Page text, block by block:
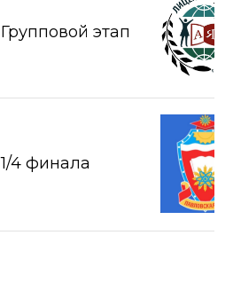
Групповой этап
1/4 финала